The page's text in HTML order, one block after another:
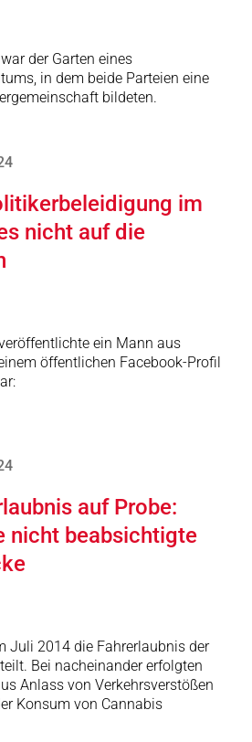
der Garten eines
in dem beide Parteien eine
bildeten.
im
nicht auf die
ein Mann aus
öffentlichen Facebook-Profil
auf Probe:
nicht beabsichtigte
Juli 2014 die Fahrerlaubnis der
Bei nacheinander erfolgten
Anlass von Verkehrsverstößen
Konsum von Cannabis